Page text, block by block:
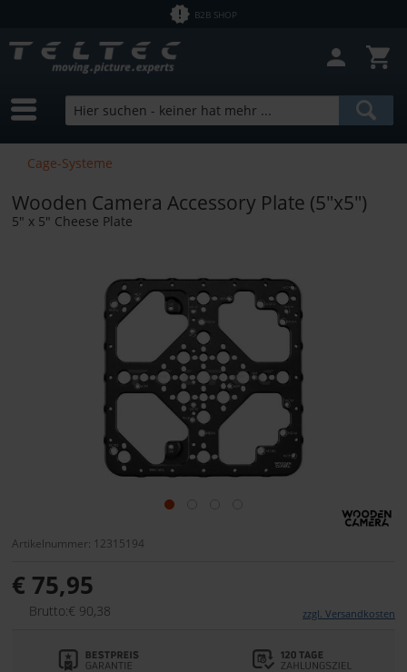
B2B SHOP
Cage-Systeme
Wooden Camera Accessory Plate (5"x5")
5" x 5" Cheese Plate
Artikelnummer: 12315194
€ 75,95
Brutto:€ 90,38 zzgl. Versandkosten